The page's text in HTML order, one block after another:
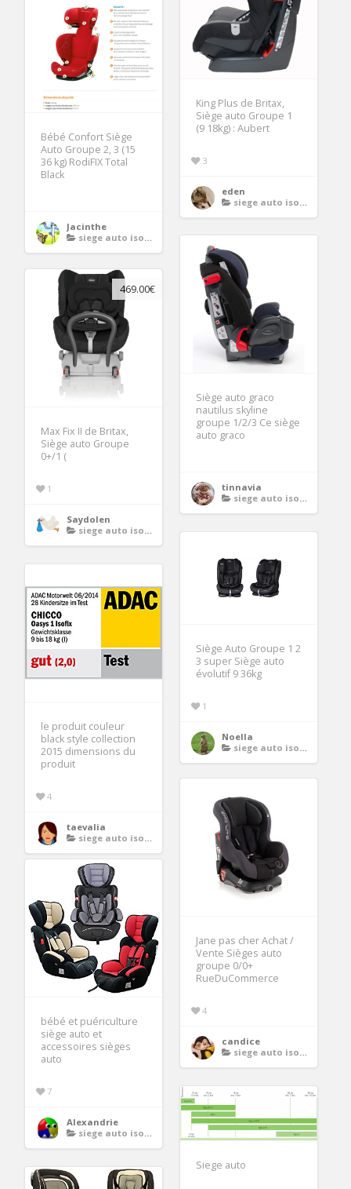
Bébé Confort Siège
Auto Groupe 2, 3 (15
36 kg) RodiFIX Total
Black
Jacinthe
siege auto isofix groupe 1 2 3
King Plus de Britax,
Siège auto Groupe 1
(9 18kg) : Aubert
3
eden
siege auto isofix groupe 1 2 3
Siège auto graco
nautilus skyline
groupe 1/2/3 Ce siège
auto graco
tinnavia
siege auto isofix groupe 1 2 3
469.00€
Max Fix II de Britax,
Siège auto Groupe
0+/1 (
1
Saydolen
siege auto isofix groupe 1 2 3
Siège Auto Groupe 1 2
3 super Siège auto
évolutif 9 36kg
1
Noella
siege auto isofix groupe 1 2 3
le produit couleur
black style collection
2015 dimensions du
produit
4
taevalia
siege auto isofix groupe 1 2 3
Jane pas cher Achat /
Vente Sièges auto
groupe 0/0+
RueDuCommerce
4
candice
siege auto isofix groupe 1 2 3
bébé et puériculture
siège auto et
accessoires sièges
auto
7
Alexandrie
siege auto isofix groupe 1 2 3
Siege auto